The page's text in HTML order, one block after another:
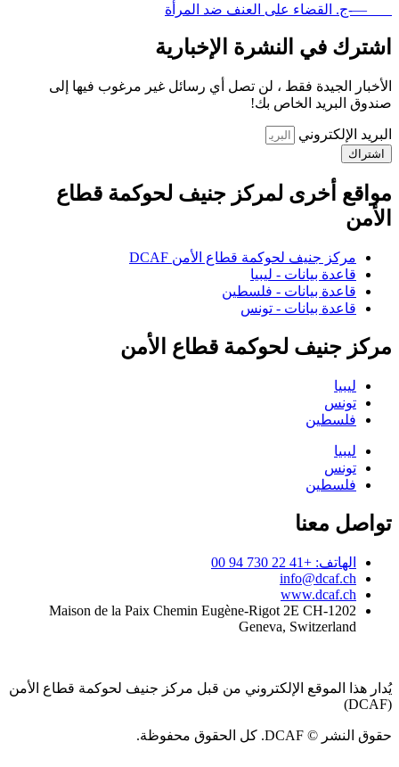
—-ج. القضاء على العنف ضد المرأة
اشترك في النشرة الإخبارية
الأخبار الجيدة فقط ، لن تصل أي رسائل غير مرغوب فيها إلى
صندوق البريد الخاص بك!
البريد الإلكتروني
اشتراك
مواقع أخرى لمركز جنيف لحوكمة قطاع
الأمن
مركز جنيف لحوكمة قطاع الأمن DCAF
قاعدة بيانات - ليبيا
قاعدة بيانات - فلسطين
قاعدة بيانات - تونس
مركز جنيف لحوكمة قطاع الأمن
ليبيا
تونس
فلسطين
ليبيا
تونس
فلسطين
تواصل معنا
الهاتف: +41 22 730 94 00
info@dcaf.ch
www.dcaf.ch
Maison de la Paix Chemin Eugène-Rigot 2E CH-1202
Geneva, Switzerland
يُدار هذا الموقع الإلكتروني من قبل مركز جنيف لحوكمة قطاع الأمن
(DCAF)
حقوق النشر © DCAF. كل الحقوق محفوظة.